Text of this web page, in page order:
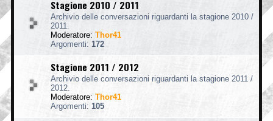
Stagione 2010 / 2011
Archivio delle conversazioni riguardanti la stagione 2010 /
2011.
Moderatore: Thor41
Argomenti: 172
Stagione 2011 / 2012
Archivio delle conversazioni riguardanti la stagione 2011 /
2012.
Moderatore: Thor41
Argomenti: 105